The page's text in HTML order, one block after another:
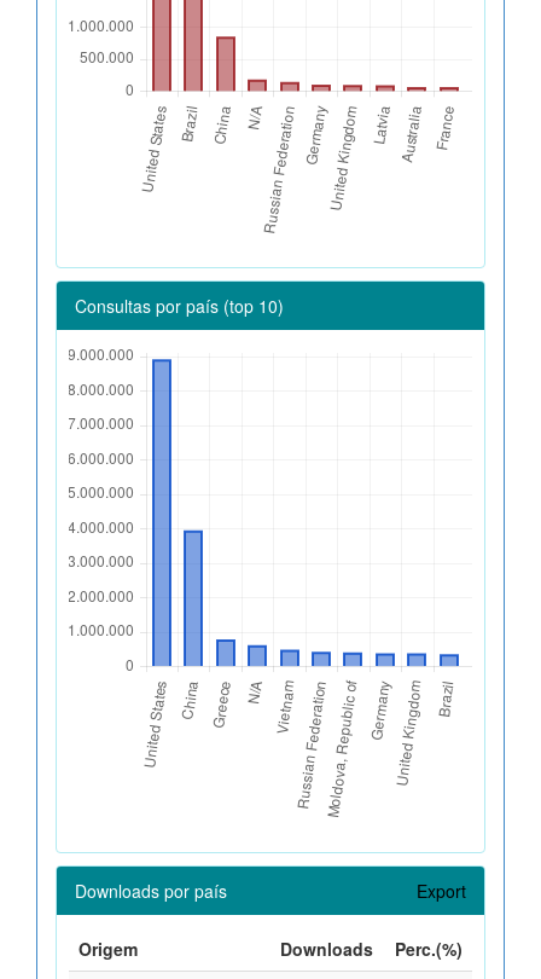
Consultas por país (top 10)
Downloads por país Export
Origem Downloads Perc.(%)